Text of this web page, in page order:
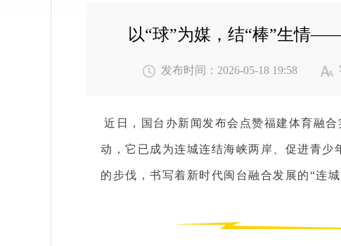
以“球”为媒，结“棒”生情
发布时间：2026-05-18 19:58
近日，国台办新闻发布会点赞福建体育融
动，它已成为连城连结海峡两岸、促进青
的步伐，书写着新时代闽台融合发展的“连城